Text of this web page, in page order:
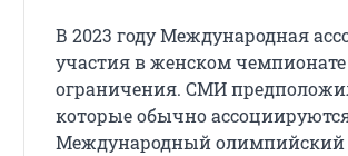
В 2023 году Международная
участия в женском
ограничения. СМИ
которые обычно
Международный олимпийский